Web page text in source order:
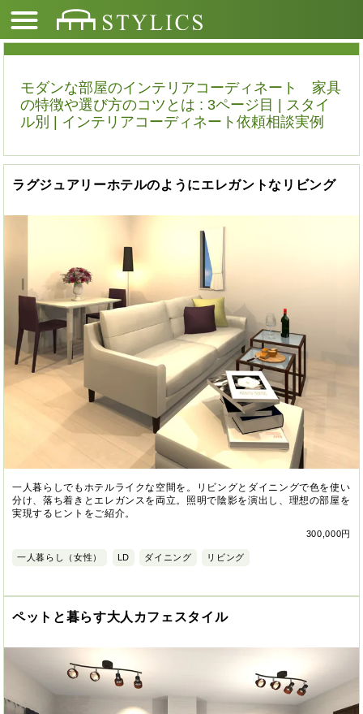
モダンな部屋のインテリアコーディネート 家具
の特徴や選び方のコツとは : 3ページ目 | スタイ
ル別 | インテリアコーディネート依頼相談実例
ラグジュアリーホテルのようにエレガントなリビング
一人暮らしでもホテルライクな空間を。リビングとダイニングで色を使い
分け、落ち着きとエレガンスを両立。照明で陰影を演出し、理想の部屋を
実現するヒントをご紹介。
300,000円
一人暮らし（女性） LD ダイニング リビング
ペットと暮らす大人カフェスタイル